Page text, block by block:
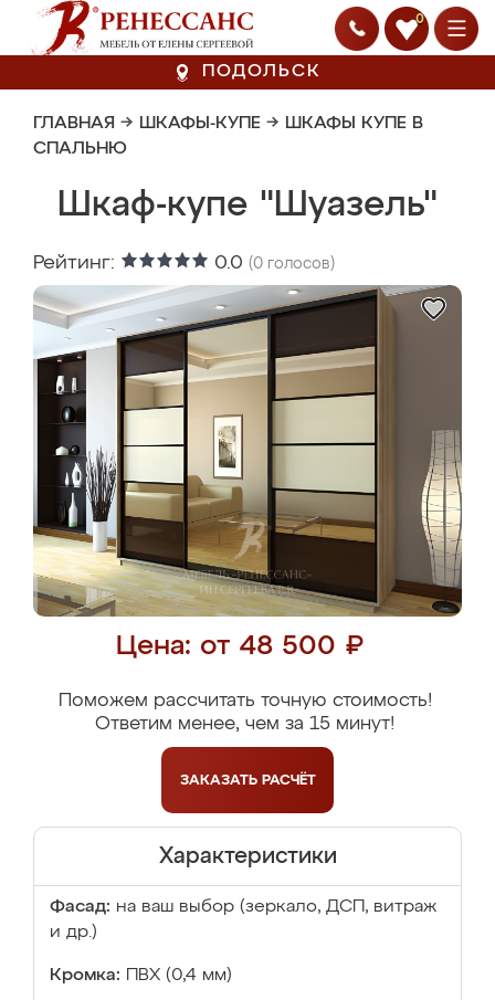
0
ПОДОЛЬСК
ГЛАВНАЯ → ШКАФЫ-КУПЕ → ШКАФЫ КУПЕ В
СПАЛЬНЮ
Шкаф-купе "Шуазель"
Рейтинг: 0.0 (0 голосов)
Цена: от 48 500 ₽
Поможем рассчитать точную стоимость!
Ответим менее, чем за 15 минут!
ЗАКАЗАТЬ РАСЧЁТ
Характеристики
Фасад: на ваш выбор (зеркало, ДСП, витраж
и др.)
Кромка: ПВХ (0,4 мм)